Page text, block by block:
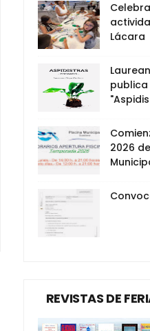
Lácara
2026
REVISTAS DE